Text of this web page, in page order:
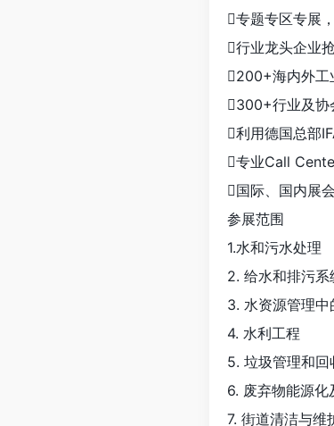
专题专区专展
行业龙头企业
200+海内外工
300+行业及协
利用德国总部
专业Call
国际、国内展
参展范围
1.水和污水处理
2. 给水和排污系
3. 水资源管理
4. 水利工程
5. 垃圾管理和回
6. 废弃物能源化
7. 街道清洁与维